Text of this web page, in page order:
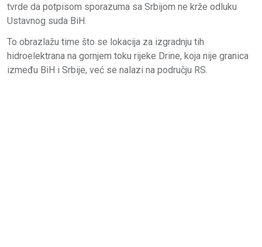
tvrde da potpisom sporazuma sa Srbijom ne krže odluku
Ustavnog suda BiH.
To obrazlažu time što se lokacija za izgradnju tih
hidroelektrana na gornjem toku rijeke Drine, koja nije granica
između BiH i Srbije, već se nalazi na području RS.